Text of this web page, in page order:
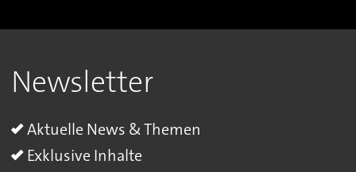
Newsletter
Aktuelle News & Themen
Exklusive Inhalte